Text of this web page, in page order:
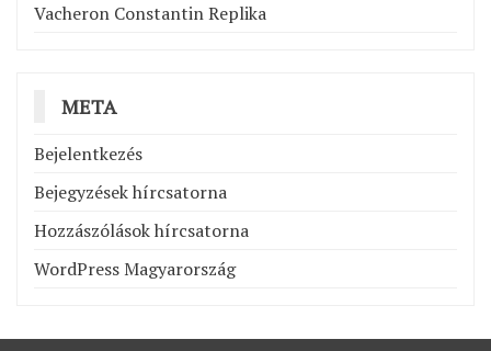
Vacheron Constantin Replika
META
Bejelentkezés
Bejegyzések hírcsatorna
Hozzászólások hírcsatorna
WordPress Magyarország